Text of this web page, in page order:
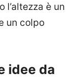
l’altezza è un
un colpo
idee da